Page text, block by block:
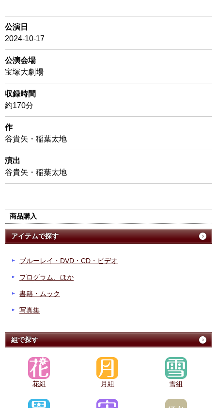
公演日
2024-10-17
公演会場
宝塚大劇場
収録時間
約170分
作
谷貴矢・稲葉太地
演出
谷貴矢・稲葉太地
商品購入
アイテムで探す
ブルーレイ・DVD・CD・ビデオ
プログラム、ほか
書籍・ムック
写真集
組で探す
花組 月組 雪組